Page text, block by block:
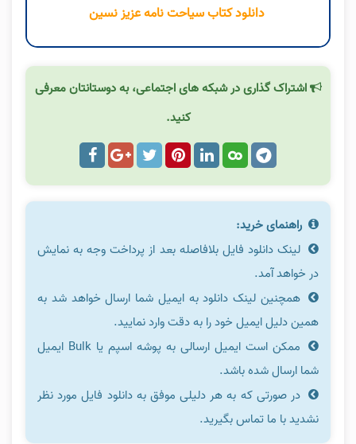
دانلود کتاب سیاحت نامه عزیز نسین
اشتراک گذاری در شبکه های اجتماعی، به دوستانتان معرفی
کنید.
راهنمای خرید:
لینک دانلود فایل بلافاصله بعد از پرداخت وجه به نمایش
در خواهد آمد.
همچنین لینک دانلود به ایمیل شما ارسال خواهد شد به
همین دلیل ایمیل خود را به دقت وارد نمایید.
ممکن است ایمیل ارسالی به پوشه اسپم یا Bulk ایمیل
شما ارسال شده باشد.
در صورتی که به هر دلیلی موفق به دانلود فایل مورد نظر
نشدید با ما تماس بگیرید.